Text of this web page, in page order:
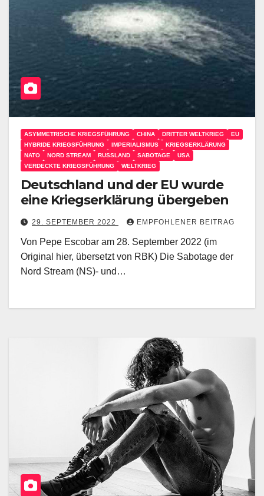
ASYMMETRISCHE KRIEGSFÜHRUNG CHINA DRITTER WELTKRIEG
EU
HYBRIDE KRIEGSFÜHRUNG
IMPERIALISMUS
KRIEGSERKLÄRUNG
NATO
NORD STREAM RUSSLAND SABOTAGE
USA
VERDECKTE KRIEGSFÜHRUNG
WELTKRIEG
Deutschland und der EU wurde
eine Kriegserklärung übergeben
29. SEPTEMBER 2022 EMPFOHLENER BEITRAG
Von Pepe Escobar am 28. September 2022 (im
Original hier, übersetzt von RBK) Die Sabotage der
Nord Stream (NS)- und…